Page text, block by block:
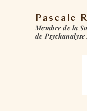
Pascale
Membre de la
de